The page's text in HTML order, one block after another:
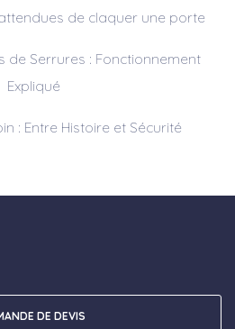
de claquer une porte
de Serrures : Fonctionnement
Expliqué
: Entre Histoire et Sécurité
DE DEVIS